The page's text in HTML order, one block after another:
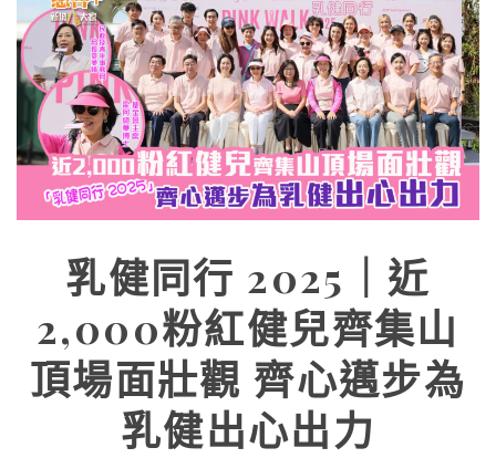
乳健同行 2025｜近
2,000粉紅健兒齊集山
頂場面壯觀 齊心邁步為
乳健出心出力